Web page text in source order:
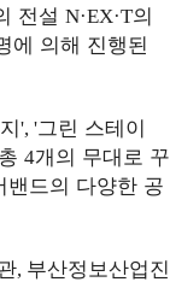
전설 N·EX·T의
에 의해 진행된
', '그린 스테이
4개의 무대로 꾸
밴드의 다양한 공
, 부산정보산업진